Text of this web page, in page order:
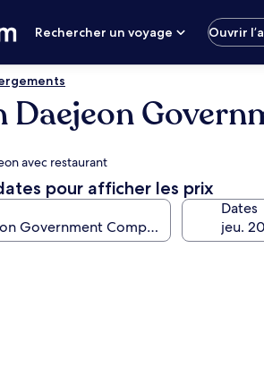
Rechercher un voyage
Ouvrir
Daejeon
avec restaurant
pour afficher les prix
Dates